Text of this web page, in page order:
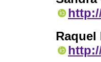
Raquel